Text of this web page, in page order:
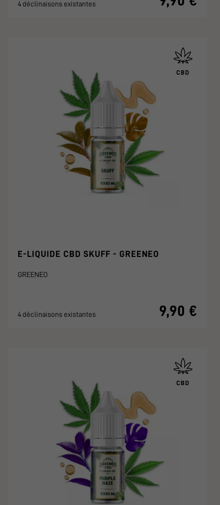
4 déclinaisons existantes
CBD
E-LIQUIDE CBD SKUFF - GREENEO
GREENEO
4 déclinaisons existantes 9,90 €
CBD